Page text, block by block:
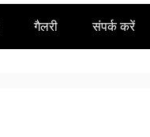
गैलरी संपर्क करें